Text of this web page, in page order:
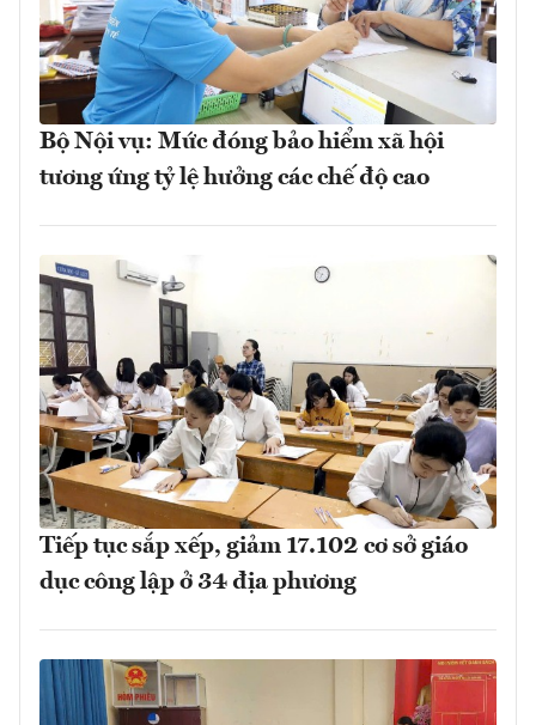
Bộ Nội vụ: Mức đóng bảo hiểm xã hội
tương ứng tỷ lệ hưởng các chế độ cao
Tiếp tục sắp xếp, giảm 17.102 cơ sở giáo
dục công lập ở 34 địa phương